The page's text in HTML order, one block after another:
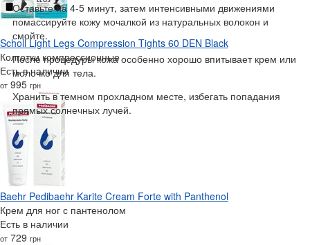
Оставьте на 4-5 минут, затем интенсивными движениями
помассируйте кожу мочалкой из натуральных волокон и
смойте.
После процедуры кожа особенно хорошо впитывает крем или
молочко для тела.
Хранить в темном прохладном месте, избегать попадания
прямых солнечных лучей.
Scholl Light Legs Compression Tights 60 DEN Black
Колготки компрессионные
Есть в наличии
от 995 грн
Baehr Pedibaehr Karite Cream Forte with Panthenol
Крем для ног с пантенолом
Есть в наличии
от 729 грн